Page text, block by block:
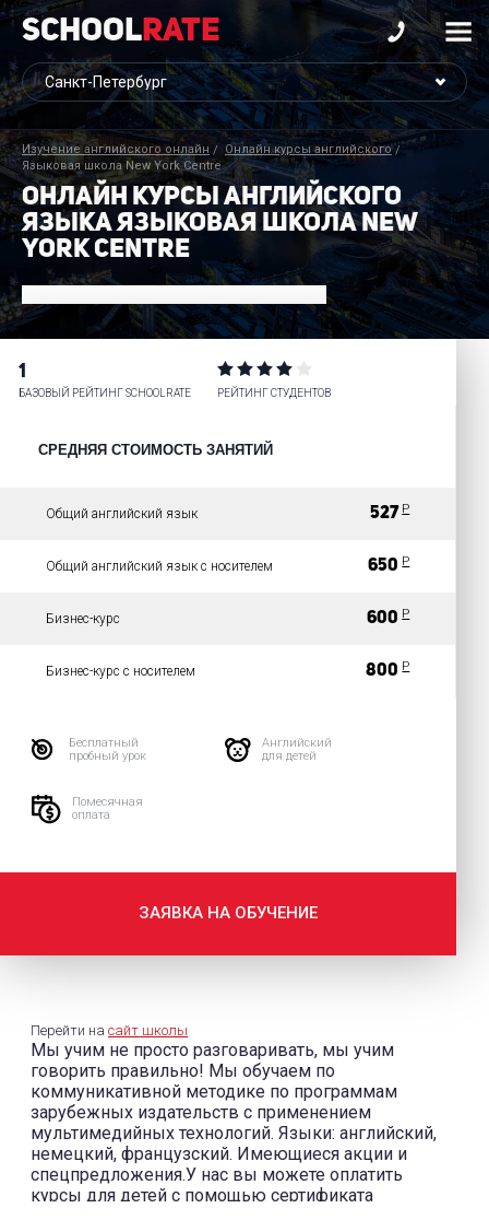
School Rate
Изучение английского онлайн
Онлайн курсы английского
Языковая школа New York Centre
ОНЛАЙН КУРСЫ АНГЛИЙСКОГО
ЯЗЫКА ЯЗЫКОВАЯ ШКОЛА NEW
YORK CENTRE
1
БАЗОВЫЙ РЕЙТИНГ SCHOOLRATE РЕЙТИНГ СТУДЕНТОВ
СРЕДНЯЯ СТОИМОСТЬ ЗАНЯТИЙ
Общий английский язык 527 P
Общий английский язык с носителем 650 P
Бизнес-курс 600 P
Бизнес-курс с носителем 800 P
Бесплатный
пробный урок
Английский
для детей
Помесячная
оплата
ЗАЯВКА НА ОБУЧЕНИЕ
Перейти на сайт школы
Мы учим не просто разговаривать, мы учим
говорить правильно! Мы обучаем по
коммуникативной методике по программам
зарубежных издательств с применением
мультимедийных технологий. Языки: английский,
немецкий, французский. Имеющиеся акции и
спецпредложения.У нас вы можете оплатить
курсы для детей с помощью сертификата